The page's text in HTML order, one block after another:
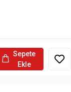
Sepete
Ekle